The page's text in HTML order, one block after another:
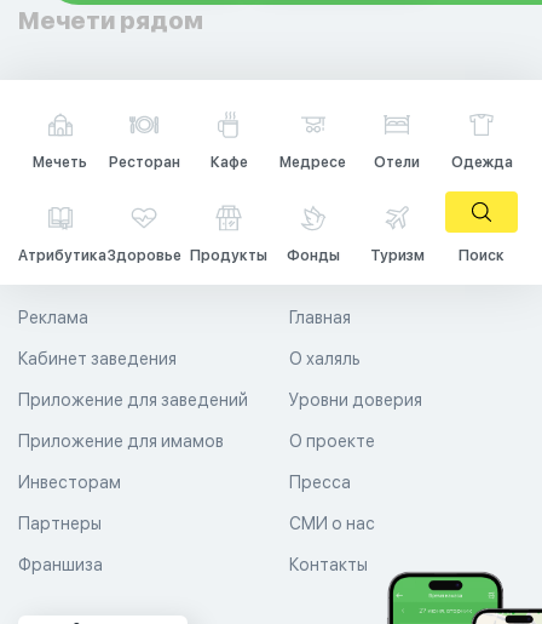
Мечети рядом
Мечеть Ресторан Кафе Медресе Отели Одежда
АтрибутикаЗдоровье Продукты Фонды Туризм Поиск
Главная
О халяль
Уровни доверия
Реклама
Кабинет заведения
Приложение для заведений
Приложение для имамов О проекте
Пресса
СМИ о нас
Контакты
Инвесторам
Партнеры
Франшиза